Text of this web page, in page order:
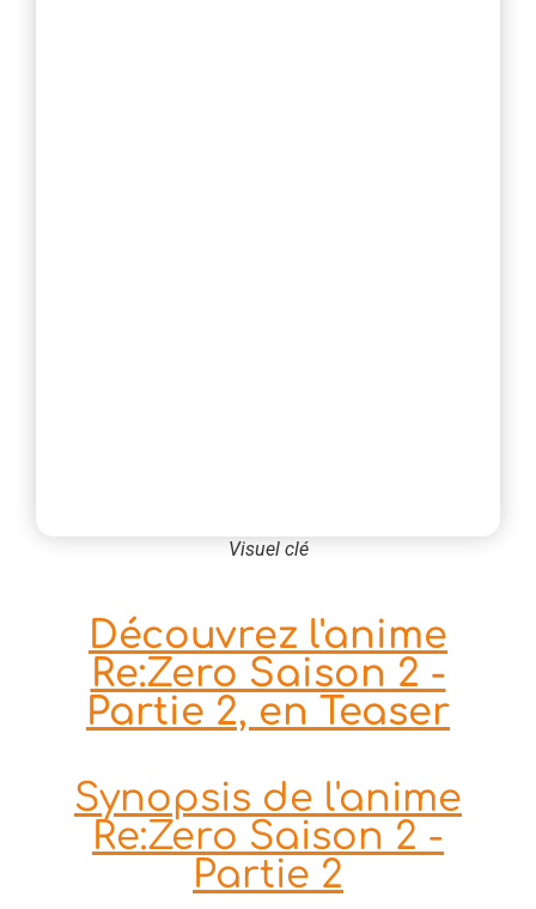
Visuel clé
Découvrez l'anime
Re:Zero Saison 2 -
Partie 2, en Teaser
Synopsis de l'anime
Re:Zero Saison 2 -
Partie 2